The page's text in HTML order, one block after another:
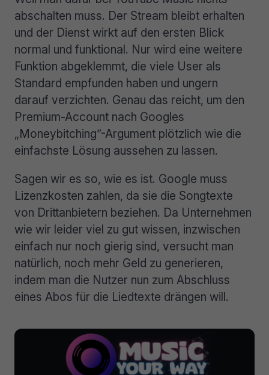
abschalten muss. Der Stream bleibt erhalten
und der Dienst wirkt auf den ersten Blick
normal und funktional. Nur wird eine weitere
Funktion abgeklemmt, die viele User als
Standard empfunden haben und ungern
darauf verzichten. Genau das reicht, um den
Premium-Account nach Googles
„Moneybitching”-Argument plötzlich wie die
einfachste Lösung aussehen zu lassen.
Sagen wir es so, wie es ist. Google muss
Lizenzkosten zahlen, da sie die Songtexte
von Drittanbietern beziehen. Da Unternehmen
wie wir leider viel zu gut wissen, inzwischen
einfach nur noch gierig sind, versucht man
natürlich, noch mehr Geld zu generieren,
indem man die Nutzer nun zum Abschluss
eines Abos für die Liedtexte drängen will.